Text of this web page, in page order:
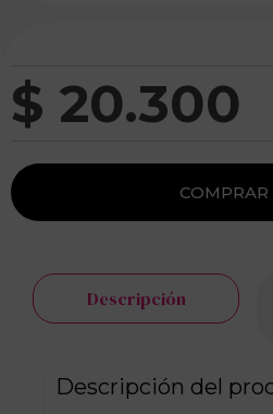
$ 20.300
Descripción
Descripción del